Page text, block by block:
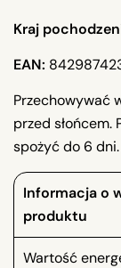
Kraj
EAN:
Przechowywać
przed
spożyć do 6 dni.
Informacja o
produktu
Wartość